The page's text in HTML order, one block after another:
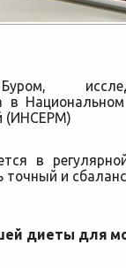
в Национальном
(ИНСЕРМ)
в
точный и
диеты для